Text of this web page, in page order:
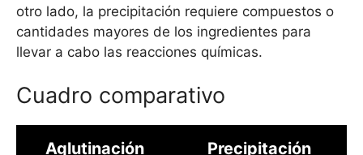
otro lado, la precipitación requiere compuestos o
cantidades mayores de los ingredientes para
llevar a cabo las reacciones químicas.
Cuadro comparativo
Aglutinación Precipitación